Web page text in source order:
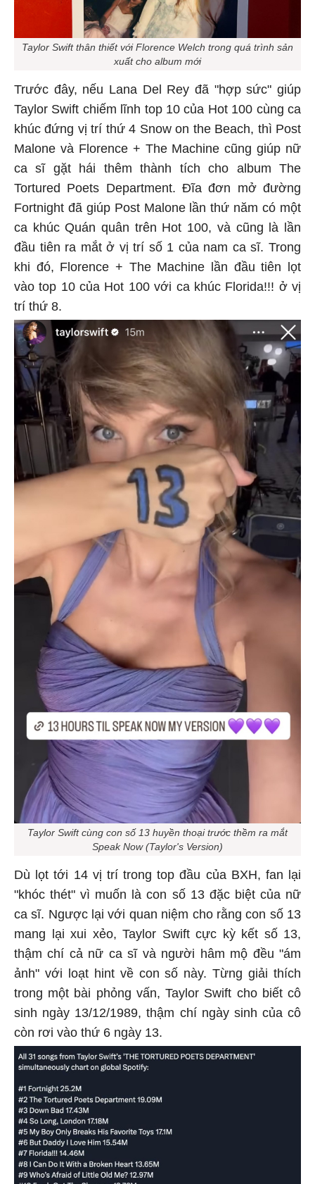
Taylor Swift thân thiết với Florence Welch trong quá trình sản
xuất cho album mới
Trước đây, nếu Lana Del Rey đã "hợp sức" giúp
Taylor Swift chiếm lĩnh top 10 của Hot 100 cùng ca
khúc đứng vị trí thứ 4 Snow on the Beach, thì Post
Malone và Florence + The Machine cũng giúp nữ
ca sĩ gặt hái thêm thành tích cho album The
Tortured Poets Department. Đĩa đơn mở đường
Fortnight đã giúp Post Malone lần thứ năm có một
ca khúc Quán quân trên Hot 100, và cũng là lần
đầu tiên ra mắt ở vị trí số 1 của nam ca sĩ. Trong
khi đó, Florence + The Machine lần đầu tiên lọt
vào top 10 của Hot 100 với ca khúc Florida!!! ở vị
trí thứ 8.
Taylor Swift cùng con số 13 huyền thoại trước thềm ra mắt
Speak Now (Taylor's Version)
Dù lọt tới 14 vị trí trong top đầu của BXH, fan lại
"khóc thét" vì muốn là con số 13 đặc biệt của nữ
ca sĩ. Ngược lại với quan niệm cho rằng con số 13
mang lại xui xẻo, Taylor Swift cực kỳ kết số 13,
thậm chí cả nữ ca sĩ và người hâm mộ đều "ám
ảnh" với loạt hint về con số này. Từng giải thích
trong một bài phỏng vấn, Taylor Swift cho biết cô
sinh ngày 13/12/1989, thậm chí ngày sinh của cô
còn rơi vào thứ 6 ngày 13.